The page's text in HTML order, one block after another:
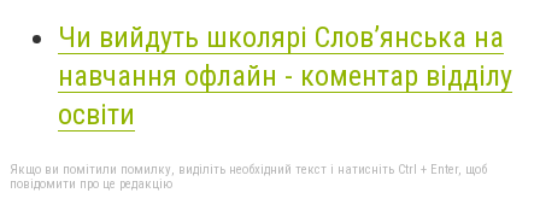
Чи вийдуть школярі Слов’янська на
навчання офлайн - коментар відділу
освіти
Якщо ви помітили помилку, виділіть необхідний текст і натисніть Ctrl + Enter, щоб
повідомити про це редакцію